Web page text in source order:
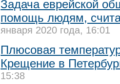
Задача еврейской
помощь людям,
января 2020 года, 16:01
Плюсовая
Крещение в
15:38